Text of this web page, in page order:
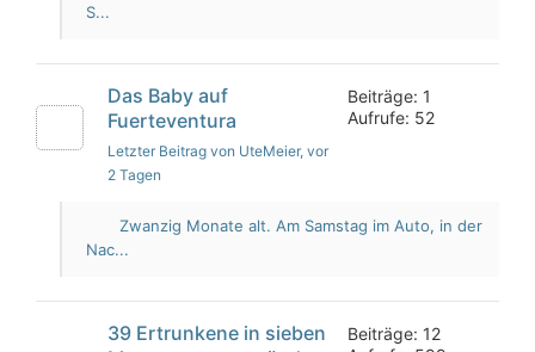
S...
Das Baby auf
Fuerteventura
Letzter Beitrag von UteMeier, vor
2 Tagen
Beiträge: 1
Aufrufe: 52
Zwanzig Monate alt. Am Samstag im Auto, in der
Nac...
39 Ertrunkene in sieben
Beiträge: 12